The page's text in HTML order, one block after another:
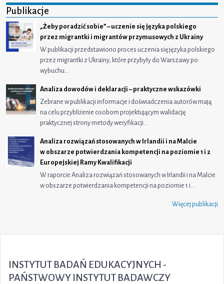
Publikacje
„Żeby poradzić sobie” – uczenie się języka polskiego
przez migrantki i migrantów przymusowych z Ukrainy
W publikacji przedstawiono proces uczenia się języka polskiego
przez migrantki z Ukrainy, które przybyły do Warszawy po
wybuchu…
Analiza dowodów i deklaracji – praktyczne wskazówki
Zebrane w publikacji informacje i doświadczenia autorów mają
na celu przybliżenie osobom projektującym walidację
praktycznej strony metody weryfikacji…
Analiza rozwiązań stosowanych w Irlandii i na Malcie
w obszarze potwierdzania kompetencji na poziomie 1 i 2
Europejskiej Ramy Kwalifikacji
W raporcie Analiza rozwiązań stosowanych w Irlandii i na Malcie
w obszarze potwierdzania kompetencji na poziomie 1 i…
Więcej publikacji
INSTYTUT BADAŃ EDUKACYJNYCH -
PAŃSTWOWY INSTYTUT BADAWCZY